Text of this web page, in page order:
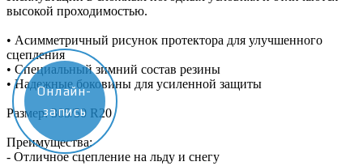
высокой проходимостью.
• Асимметричный рисунок протектора для улучшенного
сцепления
• Специальный зимний состав резины
• Надежные боковины для усиленной защиты
Размер: 305/50 R20
Преимущества:
- Отличное сцепление на льду и снегу
Онлайн-
запись